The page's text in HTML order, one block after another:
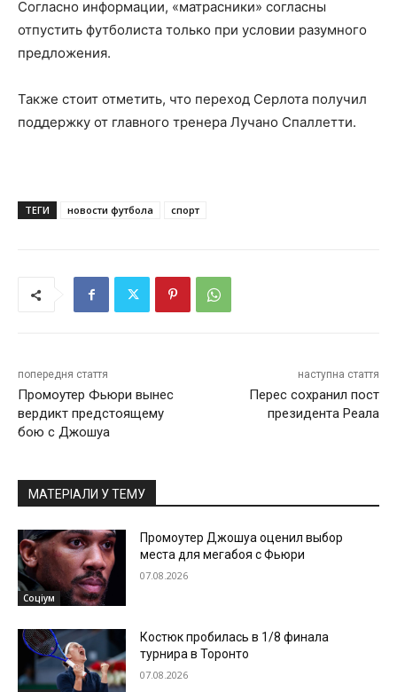
Согласно информации, «матрасники» согласны
отпустить футболиста только при условии разумного
предложения.
Также стоит отметить, что переход Серлота получил
поддержку от главного тренера Лучано Спаллетти.
ТЕГИ новости футбола спорт
попередня стаття
Промоутер Фьюри вынес
вердикт предстоящему
бою с Джошуа
наступна стаття
Перес сохранил пост
президента Реала
МАТЕРІАЛИ У ТЕМУ
Соціум
Промоутер Джошуа оценил выбор
места для мегабоя с Фьюри
07.08.2026
Костюк пробилась в 1/8 финала
турнира в Торонто
07.08.2026